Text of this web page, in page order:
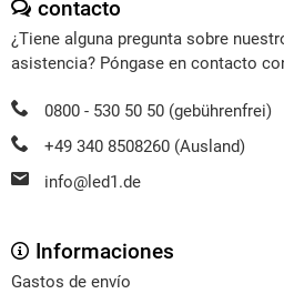
contacto
¿Tiene alguna pregunta sobre
asistencia? Póngase en contacto
0800 - 530 50 50 (gebührenfrei)
+49 340 8508260 (Ausland)
info@led1.de
Informaciones
Gastos de envío